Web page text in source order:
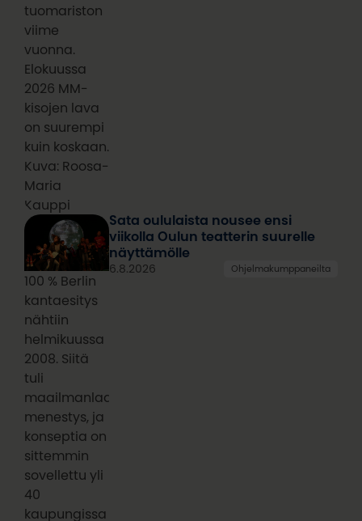
tuomariston
viime
vuonna.
Elokuussa
2026 MM-
kisojen lava
on suurempi
kuin koskaan.
Kuva: Roosa-
Maria
Kauppi
100 % Berlin
kantaesitys
nähtiin
helmikuussa
2008. Siitä
tuli
maailmanlaajuinen
menestys, ja
konseptia on
sittemmin
sovellettu yli
40
kaupungissa
Sata oululaista nousee ensi
viikolla Oulun teatterin suurelle
näyttämölle
6.8.2026 Ohjelmakumppaneilta